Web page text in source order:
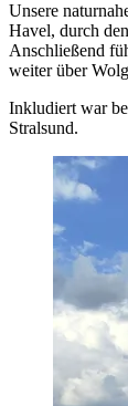
Unsere
Havel, durch
Anschließend
weiter über
Inkludiert war
Stralsund.